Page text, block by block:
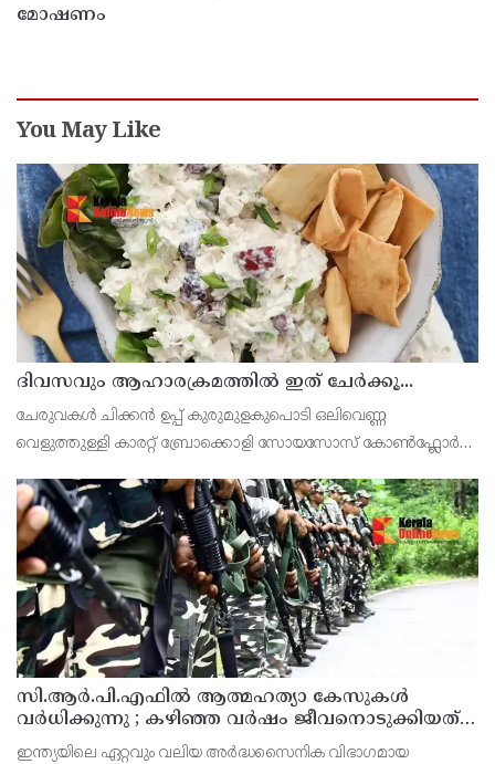
മോഷണം
You May Like
ദിവസവും ആഹാരക്രമത്തിൽ ഇത് ചേർക്കൂ...
ചേരുവകൾ ചിക്കൻ ഉപ്പ് കുരുമുളകുപൊടി ഒലിവെണ്ണ
വെളുത്തുള്ളി കാരറ്റ് ബ്രോക്കൊളി സോയസോസ് കോൺഫ്ലോർ
ചെറിയ കഷ്ണങ്ങളാക്കി അര ടീസ്പൂൺ കുരുമുളകുപൊട
സി.ആർ.പി.എഫിൽ ആത്മഹത്യാ കേസുകൾ
വർധിക്കുന്നു ; കഴിഞ്ഞ വർഷം ജീവനൊടുക്കിയത്
59 പേർ
ഇന്ത്യയിലെ ഏറ്റവും വലിയ അർദ്ധസൈനിക വിഭാഗമായ